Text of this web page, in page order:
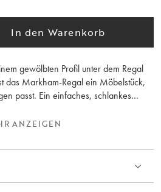
In den Warenkorb
gewölbten Profil unter dem Regal
das Markham-Regal ein Möbelstück,
passt. Ein einfaches, schlankes
zu platzieren und kann Jahr für Jahr
Die Markham-Kollektion besteht auch
ANZEIGEN